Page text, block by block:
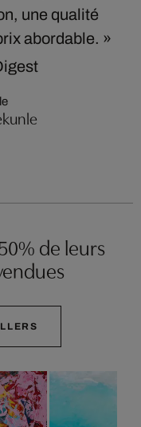
une qualité
abordable.
de leurs